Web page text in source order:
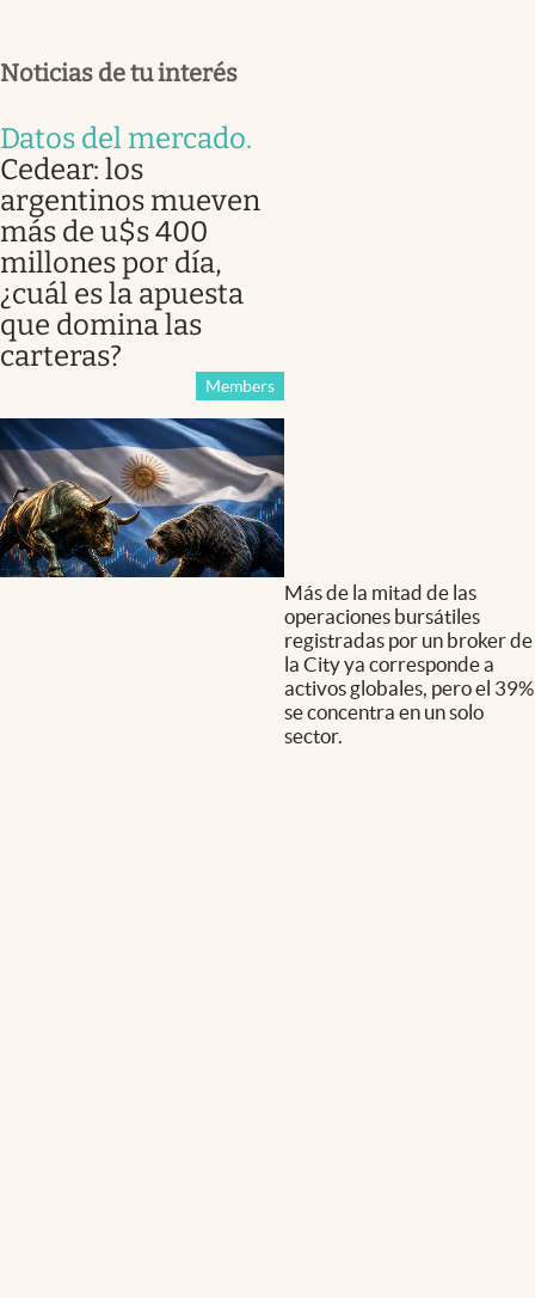
Noticias de tu interés
Datos del mercado.
Cedear: los
argentinos mueven
más de u$s 400
millones por día,
¿cuál es la apuesta
que domina las
carteras?
Members
Más de la mitad de las
operaciones bursátiles
registradas por un broker de
la City ya corresponde a
activos globales, pero el 39%
se concentra en un solo
sector.